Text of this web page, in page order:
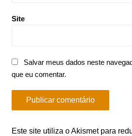
Site
Salvar meus dados neste
que eu comentar.
Este site utiliza o Akismet para